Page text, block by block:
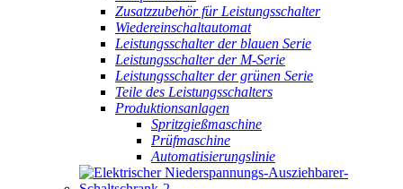
Zusatzzubehör für Leistungsschalter
Wiedereinschaltautomat
Leistungsschalter der blauen Serie
Leistungsschalter der M-Serie
Leistungsschalter der grünen Serie
Teile des Leistungsschalters
Produktionsanlagen
Spritzgießmaschine
Prüfmaschine
Automatisierungslinie